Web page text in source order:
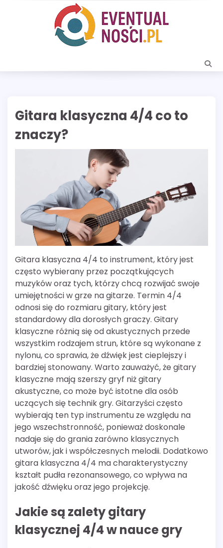
Gitara klasyczna 4/4 co to
znaczy?
Gitara klasyczna 4/4 to instrument, który jest
często wybierany przez początkujących
muzyków oraz tych, którzy chcą rozwijać swoje
umiejętności w grze na gitarze. Termin 4/4
odnosi się do rozmiaru gitary, który jest
standardowy dla dorosłych graczy. Gitary
klasyczne różnią się od akustycznych przede
wszystkim rodzajem strun, które są wykonane z
nylonu, co sprawia, że dźwięk jest cieplejszy i
bardziej stonowany. Warto zauważyć, że gitary
klasyczne mają szerszy gryf niż gitary
akustyczne, co może być istotne dla osób
uczących się technik gry. Gitarzyści często
wybierają ten typ instrumentu ze względu na
jego wszechstronność, ponieważ doskonale
nadaje się do grania zarówno klasycznych
utworów, jak i współczesnych melodii. Dodatkowo
gitara klasyczna 4/4 ma charakterystyczny
kształt pudła rezonansowego, co wpływa na
jakość dźwięku oraz jego projekcję.
Jakie są zalety gitary
klasycznej 4/4 w nauce gry